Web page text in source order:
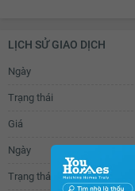
LỊCH SỬ GIAO DỊCH
Ngày
Trạng thái
Giá
Ngày
Trạng thái